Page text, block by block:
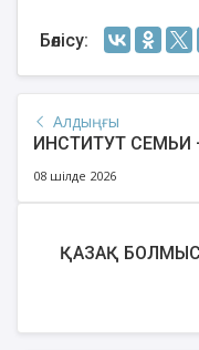
Бөлісу:
Алдыңғы
ИНСТИТУТ СЕМЬИ
08 шілде 2026
ҚАЗАҚ